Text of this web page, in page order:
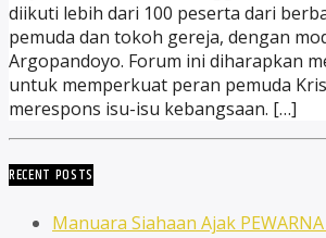
diikuti lebih dari 100 peserta dari
pemuda dan tokoh gereja, dengan
Argopandoyo. Forum ini diharapkan
untuk memperkuat peran pemuda
merespons isu-isu kebangsaan. […]
RECENT POSTS
Manuara Siahaan Ajak